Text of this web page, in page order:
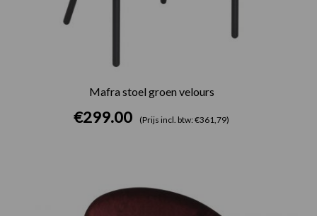
Mafra stoel groen velours
€299.00 (Prijs incl. btw: €361,79)